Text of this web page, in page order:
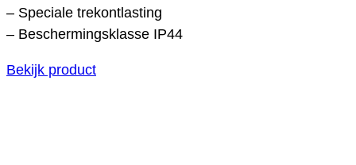
– Speciale trekontlasting
– Beschermingsklasse IP44
Bekijk product